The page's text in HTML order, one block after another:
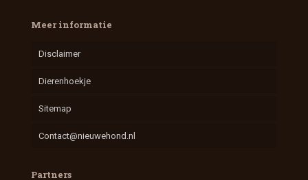
Meer informatie
Disclaimer
Dierenhoekje
Sitemap
Contact@nieuwehond.nl
Partners